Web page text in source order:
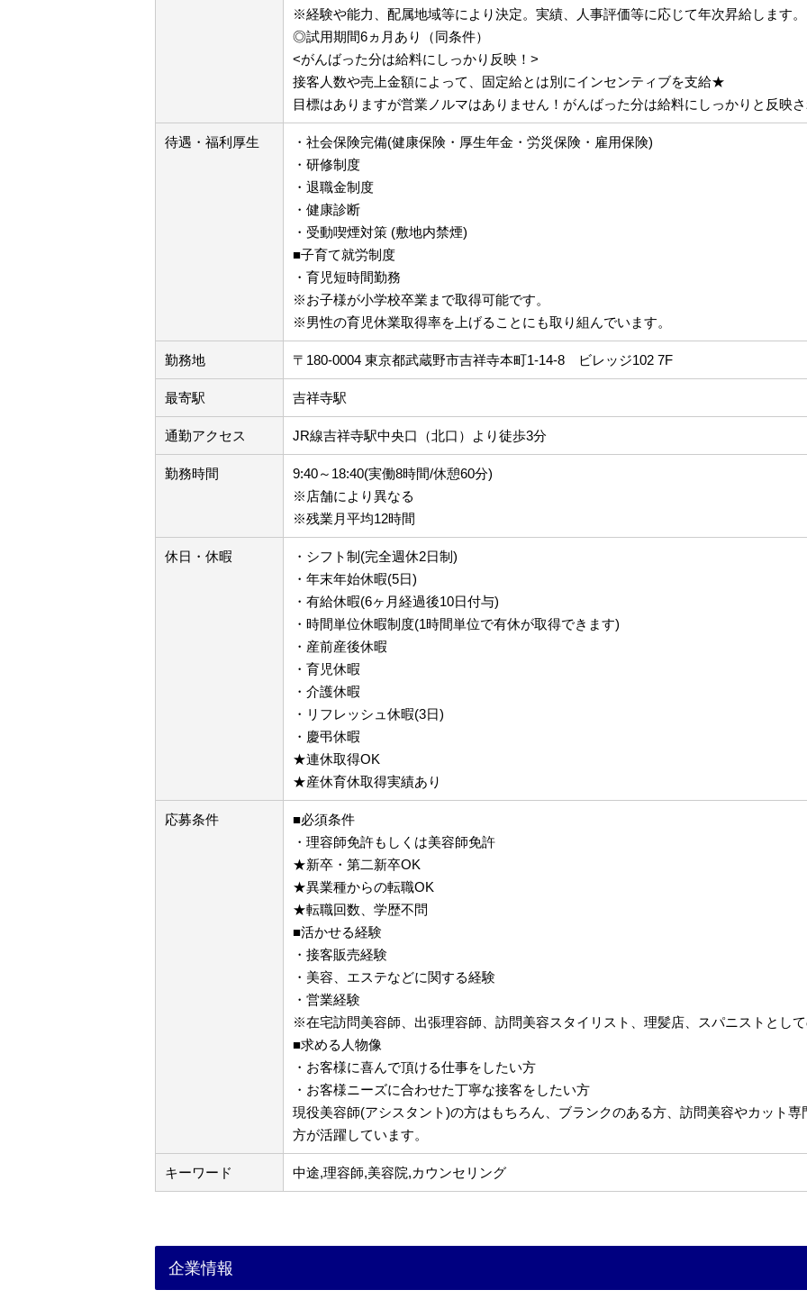
※経験や能力、配属地域等により決定。実績、人事評価等に応じて年次昇給します。
◎試用期間6ヵ月あり（同条件）
<がんばった分は給料にしっかり反映！>
接客人数や売上金額によって、固定給とは別にインセンティブを支給★
目標はありますが営業ノルマはありません！がんばった分は給料にしっかりと反映
待遇・福利厚生
・社会保険完備(健康保険・厚生年金・労災保険・雇用保険)
・研修制度
・退職金制度
・健康診断
・受動喫煙対策 (敷地内禁煙)
■子育て就労制度
・育児短時間勤務
※お子様が小学校卒業まで取得可能です。
※男性の育児休業取得率を上げることにも取り組んでいます。
勤務地 〒180-0004 東京都武蔵野市吉祥寺本町1-14-8 ビレッジ102 7F
最寄駅 吉祥寺駅
通勤アクセス JR線吉祥寺駅中央口（北口）より徒歩3分
勤務時間
9:40～18:40(実働8時間/休憩60分)
※店舗により異なる
※残業月平均12時間
休日・休暇
・シフト制(完全週休2日制)
・年末年始休暇(5日)
・有給休暇(6ヶ月経過後10日付与)
・時間単位休暇制度(1時間単位で有休が取得できます)
・産前産後休暇
・育児休暇
・介護休暇
・リフレッシュ休暇(3日)
・慶弔休暇
★連休取得OK
★産休育休取得実績あり
応募条件
■必須条件
・理容師免許もしくは美容師免許
★新卒・第二新卒OK
★異業種からの転職OK
★転職回数、学歴不問
■活かせる経験
・接客販売経験
・美容、エステなどに関する経験
・営業経験
※在宅訪問美容師、出張理容師、訪問美容スタイリスト、理髪店、スパニストとし
■求める人物像
・お客様に喜んで頂ける仕事をしたい方
・お客様ニーズに合わせた丁寧な接客をしたい方
現役美容師(アシスタント)の方はもちろん、ブランクのある方、訪問美容やカット
方が活躍しています。
キーワード 中途,理容師,美容院,カウンセリング
企業情報